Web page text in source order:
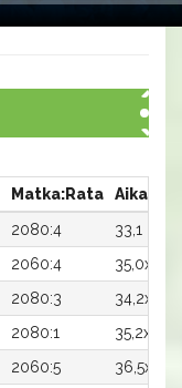
Matka:Rata Aika
2080:4 33,1
2060:4 35,0x
2080:3 34,2x
2080:1 35,2x
2060:5 36,5x